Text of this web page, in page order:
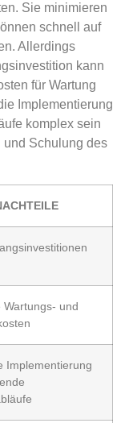
Sie minimieren
schnell auf
Allerdings
kann
für Wartung
Implementierung
komplex sein
und Schulung des
Wartungs- und
Implementierung